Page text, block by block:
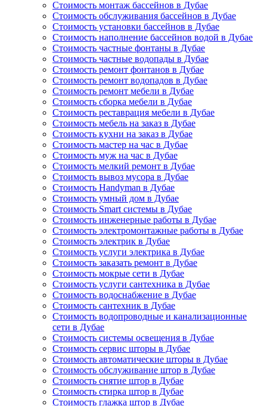
Стоимость монтаж бассейнов в Дубае
Стоимость обслуживания бассейнов в Дубае
Стоимость установки бассейнов в Дубае
Стоимость наполнение бассейнов водой в Дубае
Стоимость частные фонтаны в Дубае
Стоимость частные водопады в Дубае
Стоимость ремонт фонтанов в Дубае
Стоимость ремонт водопадов в Дубае
Стоимость ремонт мебели в Дубае
Стоимость сборка мебели в Дубае
Стоимость реставрация мебели в Дубае
Стоимость мебель на заказ в Дубае
Стоимость кухни на заказ в Дубае
Стоимость мастер на час в Дубае
Стоимость муж на час в Дубае
Стоимость мелкий ремонт в Дубае
Стоимость вывоз мусора в Дубае
Стоимость Handyman в Дубае
Стоимость умный дом в Дубае
Стоимость Smart системы в Дубае
Стоимость инженерные работы в Дубае
Стоимость электромонтажные работы в Дубае
Стоимость электрик в Дубае
Стоимость услуги электрика в Дубае
Стоимость заказать ремонт в Дубае
Стоимость мокрые сети в Дубае
Стоимость услуги сантехника в Дубае
Стоимость водоснабжение в Дубае
Стоимость сантехник в Дубае
Стоимость водопроводные и канализационные
сети в Дубае
Стоимость системы освещения в Дубае
Стоимость сервис шторы в Дубае
Стоимость автоматические шторы в Дубае
Стоимость обслуживание штор в Дубае
Стоимость снятие штор в Дубае
Стоимость стирка штор в Дубае
Стоимость глажка штор в Дубае